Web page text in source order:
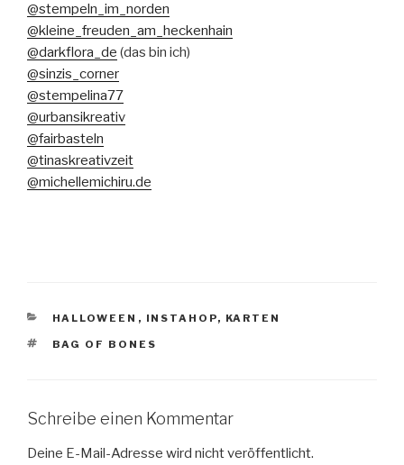
@stempeln_im_norden
@kleine_freuden_am_heckenhain
@darkflora_de (das bin ich)
@sinzis_corner
@stempelina77
@urbansikreativ
@fairbasteln
@tinaskreativzeit
@michellemichiru.de
KATEGORIEN
HALLOWEEN , INSTAHOP, KARTEN
SCHLAGWÖRTER
BAG OF BONES
Schreibe einen Kommentar
Deine E-Mail-Adresse wird nicht veröffentlicht.